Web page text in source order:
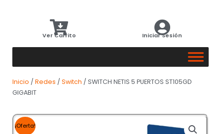
Ver Carrito Iniciar Sesión
Inicio / Redes / Switch / SWITCH NETIS 5 PUERTOS ST105GD
GIGABIT
¡Oferta!